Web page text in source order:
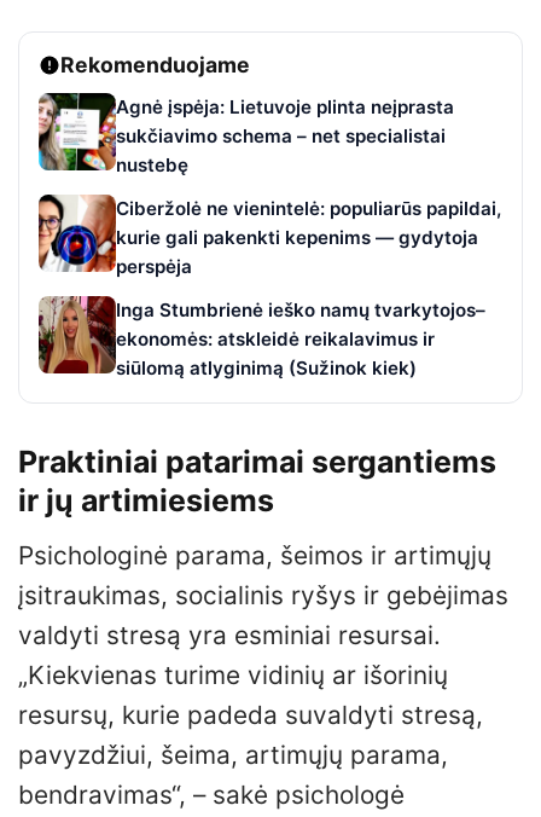
Rekomenduojame
Agnė įspėja: Lietuvoje plinta neįprasta
sukčiavimo schema – net specialistai
nustebę
Ciberžolė ne vienintelė: populiarūs papildai,
kurie gali pakenkti kepenims — gydytoja
perspėja
Inga Stumbrienė ieško namų tvarkytojos–
ekonomės: atskleidė reikalavimus ir
siūlomą atlyginimą (Sužinok kiek)
Praktiniai patarimai sergantiems
ir jų artimiesiems
Psichologinė parama, šeimos ir artimųjų
įsitraukimas, socialinis ryšys ir gebėjimas
valdyti stresą yra esminiai resursai.
„Kiekvienas turime vidinių ar išorinių
resursų, kurie padeda suvaldyti stresą,
pavyzdžiui, šeima, artimųjų parama,
bendravimas“, – sakė psichologė